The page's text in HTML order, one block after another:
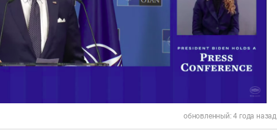
обновленный: 4 года назад